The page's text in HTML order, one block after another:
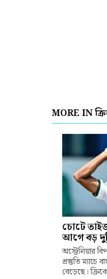
MORE IN
চোটে
আগে বড়
অস্ট্রেলিয়ার
প্রস্তুতি ম্যাচে
বেড়েছে।